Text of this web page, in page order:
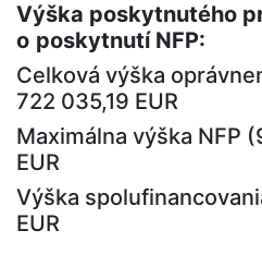
Výška poskytnutého
o poskytnutí NFP:
Celková výška
722 035,19 EUR
Maximálna výška NFP
EUR
Výška
EUR